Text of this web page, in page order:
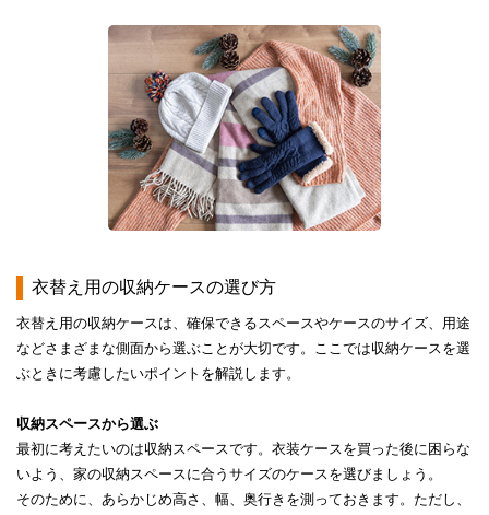
​​衣替え用の収納ケースの選び方​
衣替え用の収納ケースは、確保できるスペースやケースのサイズ、用途
などさまざまな側面から選ぶことが大切です。ここでは収納ケースを選
ぶときに考慮したいポイントを解説します。
収納スペースから選ぶ
最初に考えたいのは収納スペースです。衣装ケースを買った後に困らな
いよう、家の収納スペースに合うサイズのケースを選びましょう。
そのために、あらかじめ高さ、幅、奥行きを測っておきます。ただし、